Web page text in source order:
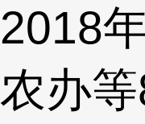
2018
农办